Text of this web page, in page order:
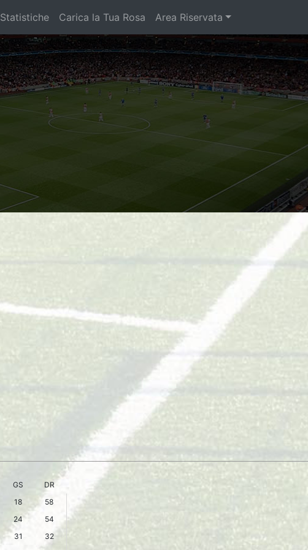
Statistiche Carica la Tua Rosa Area Riservata
GS
DR
18
58
24
54
31
32